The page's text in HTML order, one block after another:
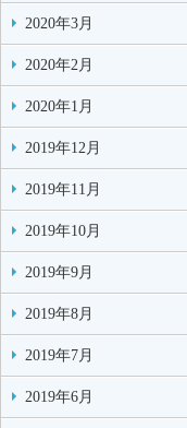
2020年3月
2020年2月
2020年1月
2019年12月
2019年11月
2019年10月
2019年9月
2019年8月
2019年7月
2019年6月